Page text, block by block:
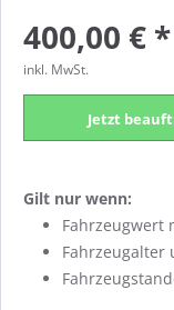
400,00 € *
inkl. MwSt.
Jetzt
Gilt nur wenn:
Fahrzeugwert
Fahrzeugalter